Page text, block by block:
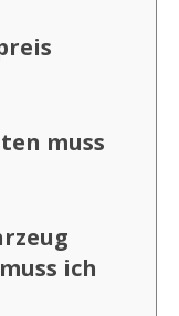
muss
ich